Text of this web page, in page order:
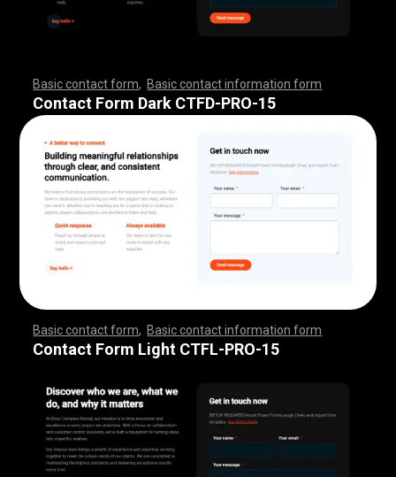
Basic contact form Basic contact information form
,,,,,,,,,,,,,,,,,,,,, ,,,,,,,,,,,,,,,,,,,,,,,,,,,,,,,,,,
,,,,,,,,,,,,,,,,,,,,, ,,,,,,,,,,,,,,,,,,,,,,,,,,,
Contact Form Dark CTFD-PRO-15
Basic contact form Basic contact information form
,,,,,,,,,,,,,,,,,,,,, ,,,,,,,,,,,,,,,,,,,,,,,,,,,,,,,,,,
,,,,,,,,,,,,,,,,,,,,, ,,,,,,,,,,,,,,,,,,,,,,,,,,,
Contact Form Light CTFL-PRO-15